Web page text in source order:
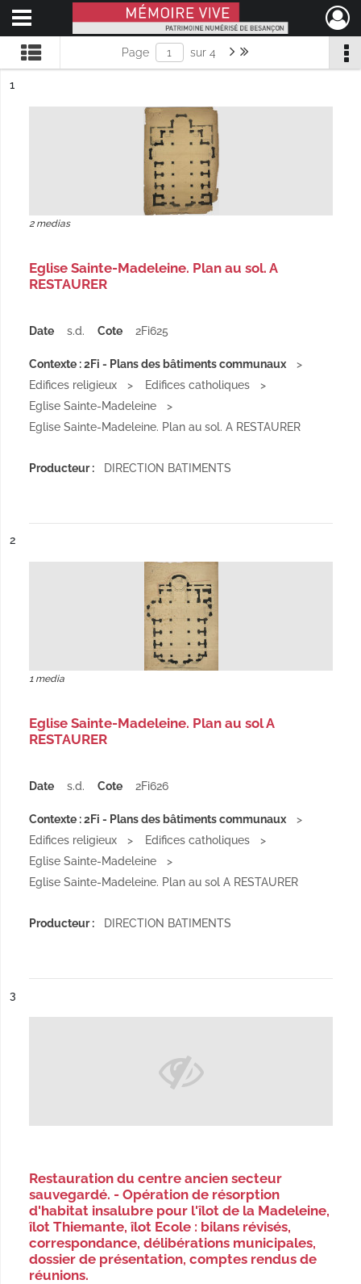
Mémoire Vive patrimoine numérisé de Besançon
Ouvrir le menu déroulant
Page sur 4
n°
1
2 medias
Eglise Sainte-Madeleine. Plan au sol. A
RESTAURER
Date s.d. Cote 2Fi625
Contexte : 2Fi - Plans des bâtiments communaux
Edifices religieux
Edifices catholiques
Eglise Sainte-Madeleine
Eglise Sainte-Madeleine. Plan au sol. A RESTAURER
Producteur : DIRECTION BATIMENTS
n°
2
1 media
Eglise Sainte-Madeleine. Plan au sol A
RESTAURER
Date s.d. Cote 2Fi626
Contexte : 2Fi - Plans des bâtiments communaux
Edifices religieux
Edifices catholiques
Eglise Sainte-Madeleine
Eglise Sainte-Madeleine. Plan au sol A RESTAURER
Producteur : DIRECTION BATIMENTS
n°
3
Restauration du centre ancien secteur
sauvegardé. - Opération de résorption
d'habitat insalubre pour l'îlot de la Madeleine,
îlot Thiemante, îlot Ecole : bilans révisés,
correspondance, délibérations municipales,
dossier de présentation, comptes rendus de
réunions.